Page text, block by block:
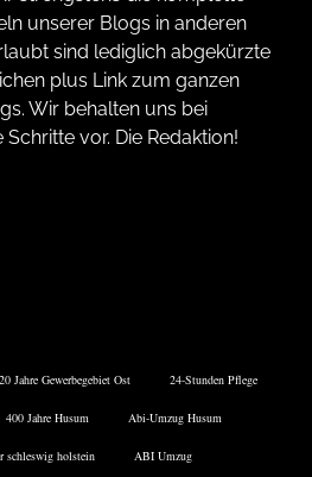
unserer Blogs in anderen
sind lediglich abgekürzte
plus Link zum ganzen
Wir behalten uns bei
vor. Die Redaktion!
20 Jahre Gewerbegebiet Ost 24-Stunden Pflege
400 Jahre Husum Abi-Umzug Husum
schleswig holstein ABI Umzug